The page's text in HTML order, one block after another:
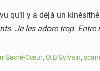
qu’il y a déjà un
Je les adore trop.
Sacré-Cœur, O.B Sylvain,